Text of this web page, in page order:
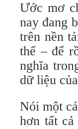
Ước mơ
nay đang
trên nền
thể – để
nghĩa
dữ liệu
Nói một
hơn tất cả